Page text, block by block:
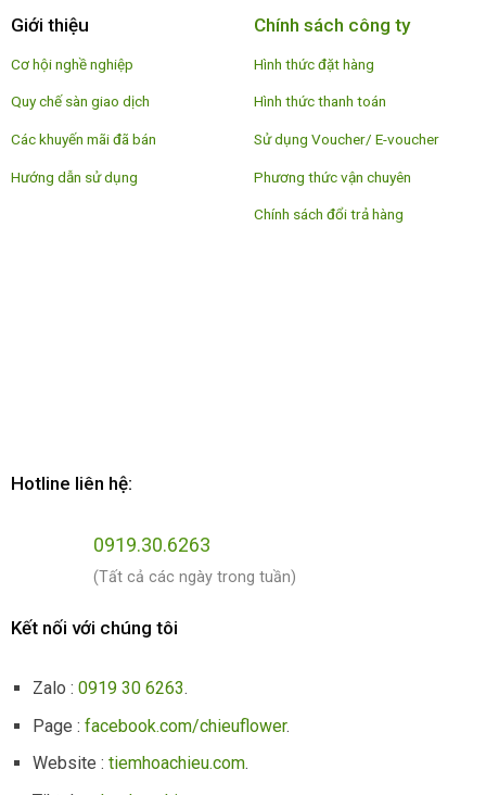
Giới thiệu
Cơ hội nghề nghiệp
Quy chế sàn giao dịch
Các khuyến mãi đã bán
Hướng dẫn sử dụng
Chính sách công ty
Hình thức đặt hàng
Hình thức thanh toán
Sử dụng Voucher/ E-voucher
Phương thức vận chuyên
Chính sách đổi trả hàng
Hotline liên hệ:
0919.30.6263
(Tất cả các ngày trong tuần)
Kết nối với chúng tôi
Zalo :0919 30 6263.
Page :facebook.com/chieuflower.
Website :tiemhoachieu.com.